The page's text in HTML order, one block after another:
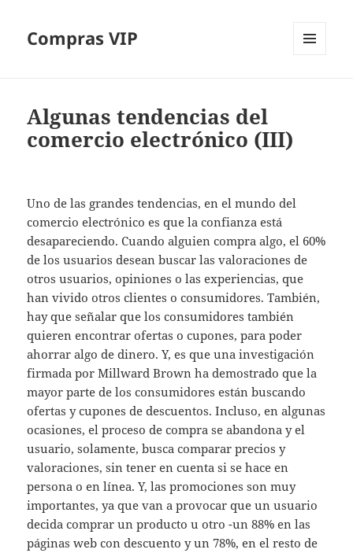
Compras VIP
Algunas tendencias del
comercio electrónico (III)
Uno de las grandes tendencias, en el mundo del
comercio electrónico es que la confianza está
desapareciendo. Cuando alguien compra algo, el 60%
de los usuarios desean buscar las valoraciones de
otros usuarios, opiniones o las experiencias, que
han vivido otros clientes o consumidores. También,
hay que señalar que los consumidores también
quieren encontrar ofertas o cupones, para poder
ahorrar algo de dinero. Y, es que una investigación
firmada por Millward Brown ha demostrado que la
mayor parte de los consumidores están buscando
ofertas y cupones de descuentos. Incluso, en algunas
ocasiones, el proceso de compra se abandona y el
usuario, solamente, busca comparar precios y
valoraciones, sin tener en cuenta si se hace en
persona o en línea. Y, las promociones son muy
importantes, ya que van a provocar que un usuario
decida comprar un producto u otro -un 88% en las
páginas web con descuento y un 78%, en el resto de